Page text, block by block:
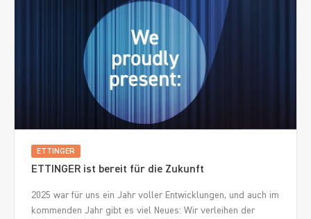
ETTINGER
ETTINGER ist bereit für die Zukunft
2025 war für uns ein Jahr voller Entwicklungen, und auch im
kommenden Jahr gibt es viel Neues: Wir verleihen der